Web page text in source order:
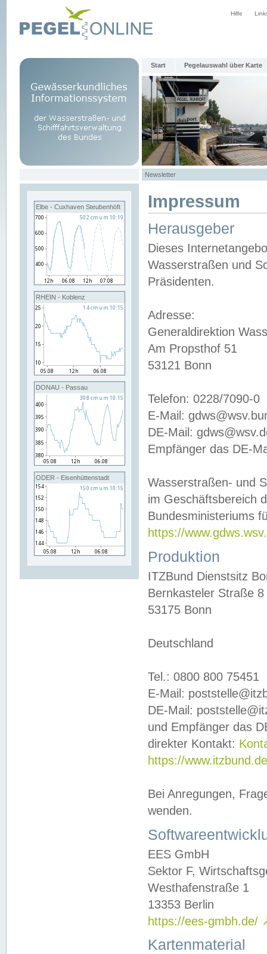
Hilfe
Start Pegelauswahl über Karte
Newsletter
Elbe - Cuxhaven Steubenhöft
RHEIN - Koblenz
DONAU - Passau
ODER - Eisenhüttenstadt
Impressum
Herausgeber
Dieses
Wasserstraßen und
Präsidenten.
Adresse:
Generaldirektion
Am Propsthof 51
53121 Bonn
Telefon: 0228/7090-0
E-Mail:
DE-Mail:
Empfänger das DE-
Wasserstraßen- und
im Geschäftsbereich
Bundesministeriums
https://
Produktion
ITZBund Dienstsitz
Bernkasteler Straße 8
53175 Bonn
Deutschland
Tel.: 0800 800 75451
E-Mail:
DE-Mail:
und Empfänger das
direkter Kontakt:
https://
Bei Anregungen,
wenden.
EES GmbH
Sektor F,
Westhafenstraße 1
13353 Berlin
https://ees-gmbh.de/
Kartenmaterial